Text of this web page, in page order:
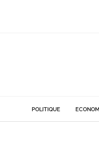
POLITIQUE